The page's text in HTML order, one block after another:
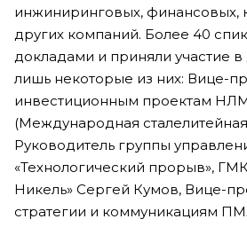
инжиниринговых, финансовых,
других компаний. Более 40
докладами и приняли участие в
лишь некоторые из них: Вице-
инвестиционным проектам
(Международная
Руководитель группы
«Технологический прорыв»,
Никель» Сергей Кумов, Вице-
стратегии и коммуникациям